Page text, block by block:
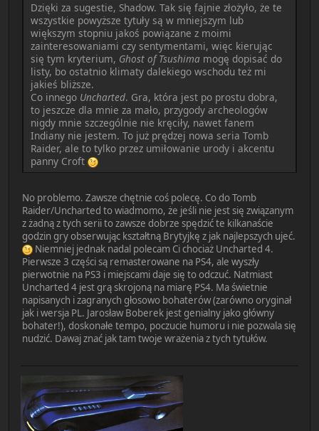
Dzięki za sugestie, Shadow. Tak się fajnie złożyło, że te
wszystkie powyższe tytuły są w mniejszym lub
większym stopniu jakoś powiązane z moimi
zainteresowaniami czy sentymentami, więc kierując
się tym kryterium, Ghost of Tsushima mogę dopisać do
listy, bo ostatnio klimaty dalekiego wschodu też mi
jakieś bliższe.
Co innego Uncharted. Gra, która jest po prostu dobra,
to jeszcze dla mnie za mało, przygody archeologów
nigdy mnie szczególnie nie kręciły, nawet fanem
Indiany nie jestem. To już prędzej nowa seria Tomb
Raider, ale to tylko przez umiłowanie urody i akcentu
panny Croft
No problemo. Zawsze chętnie coś polecę. Co do Tomb
Raider/Uncharted to wiadmomo, że jeśli nie jest się związanym
z żadną z tych serii to zawsze dobrze spędzić te kilkanaście
godzin gry obserwując kształtną Brytyjkę z jak najlepszych ujeć.
Niemniej jednak nadal polecam Ci chociaż Uncharted 4.
Pierwsze 3 części są remasterowane na PS4, ale wyszły
pierwotnie na PS3 i miejscami daje się to odczuć. Natmiast
Uncharted 4 jest grą skrojoną na miarę PS4. Ma świetnie
napisanych i zagranych głosowo bohaterów (zarówno oryginał
jak i wersja PL. Jarosław Boberek jest genialny jako główny
bohater!), doskonałe tempo, poczucie humoru i nie pozwala się
nudzić. Dawaj znać jak tam twoje wrażenia z tych tytułów.